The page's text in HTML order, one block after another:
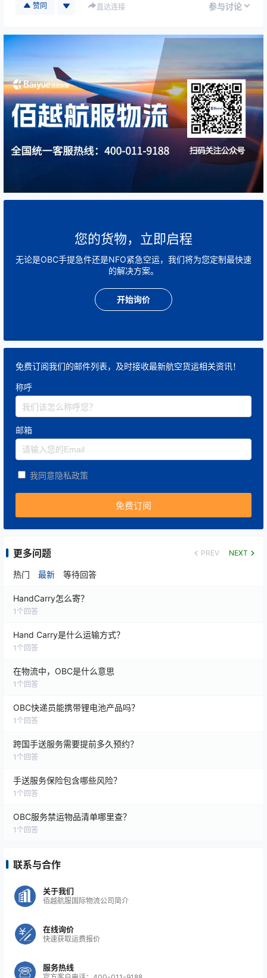
✅ 一、行业标准制定的来源
高端手提运输并非完全由官方统一管理，而是基于多种
IATA 制定了：
危险品规范（DGR）
Hand Carry 服务的行业标准需全面符合这些国际航空规
则。
2. 航空公司（Airlines）的内部规定
每家航司对：
随身携带物品
特殊行李审批
乘机申报流程
都有独立规则，这些规定共同塑造了手提运输的行业标
3. 安全监管部门的法规（如 TSA、海关、边检）
涉及：
入境申报
生物样品运输法规
手提运输服务必须严格遵守各国的法规，从而形成统一
赞同 直达连接 参与讨论
您的货物，立即启程
无论是OBC手提急件还是NFO紧急空运，我们将为您定制最快速
的解决方案。
开始询价
免费订阅我们的邮件列表，及时接收最新航空货运相关资讯！
称呼
邮箱
我同意隐私政策
更多问题 PREV NEXT
热门 最新 等待回答
HandCarry怎么寄？
1 个回答
Hand Carry是什么运输方式？
1 个回答
在物流中，OBC是什么意思
1 个回答
OBC快递员能携带锂电池产品吗？
1 个回答
跨国手送服务需要提前多久预约？
1 个回答
手送服务保险包含哪些风险？
1 个回答
OBC服务禁运物品清单哪里查？
1 个回答
联系与合作
关于我们
佰越航服国际物流公司简介
在线询价
快速获取运费报价
服务热线